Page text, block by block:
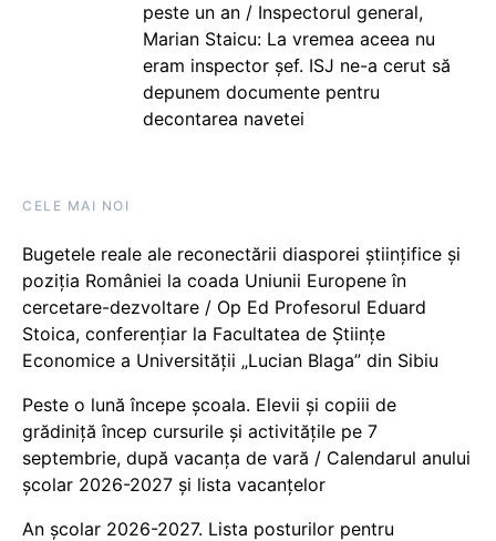
peste un an / Inspectorul general,
Marian Staicu: La vremea aceea nu
eram inspector șef. ISJ ne-a cerut să
depunem documente pentru
decontarea navetei
CELE MAI NOI
Bugetele reale ale reconectării diasporei științifice și
poziția României la coada Uniunii Europene în
cercetare-dezvoltare / Op Ed Profesorul Eduard
Stoica, conferențiar la Facultatea de Științe
Economice a Universității „Lucian Blaga” din Sibiu
Peste o lună începe școala. Elevii și copiii de
grădiniță încep cursurile și activitățile pe 7
septembrie, după vacanța de vară / Calendarul anului
școlar 2026-2027 și lista vacanțelor
An școlar 2026-2027. Lista posturilor pentru